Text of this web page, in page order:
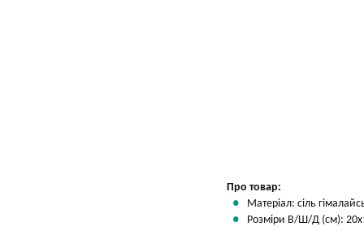
Про товар:
Матеріал: сіль
Розміри В/Ш/Д (см):